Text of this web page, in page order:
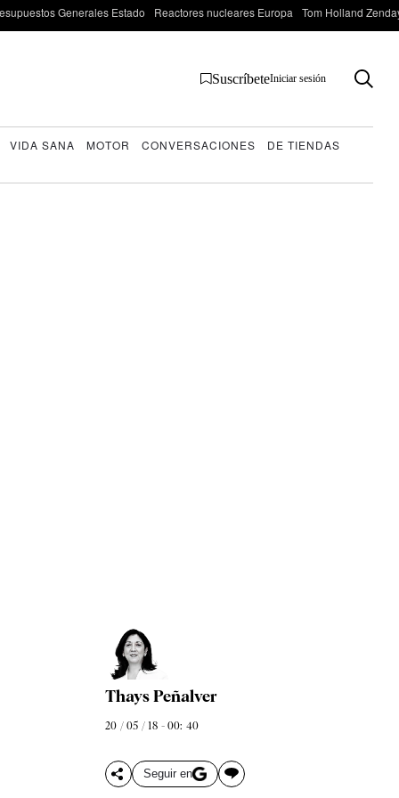
Generales Estado Reactores nucleares Europa Tom Holland
SuscríbeteIniciar sesión
VIDA SANA MOTOR CONVERSACIONES
DE TIENDAS
Thays Peñalver
20 / 05 / 18 - 00: 40
Seguir en